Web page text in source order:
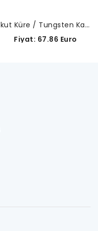
Yakut Küre / Tungsten Karbür Gövde-A-5003-4792
Fiyat: 67.86 Euro